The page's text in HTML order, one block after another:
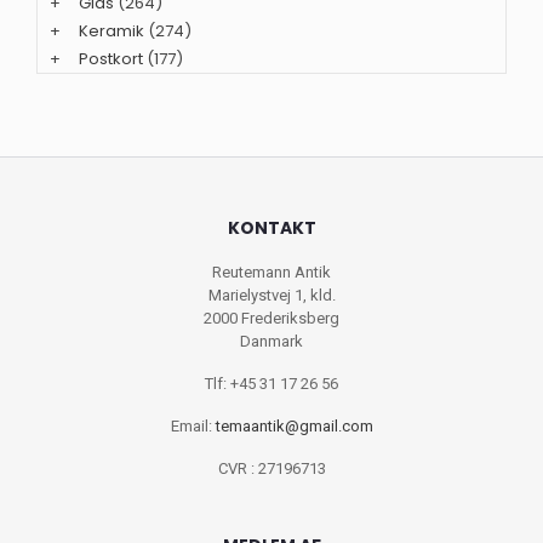
+
Keramik (274)
+
Postkort (177)
KONTAKT
Reutemann Antik
Marielystvej 1, kld.
2000 Frederiksberg
Danmark
Tlf: +45 31 17 26 56
Email:temaantik@gmail.com
CVR : 27196713